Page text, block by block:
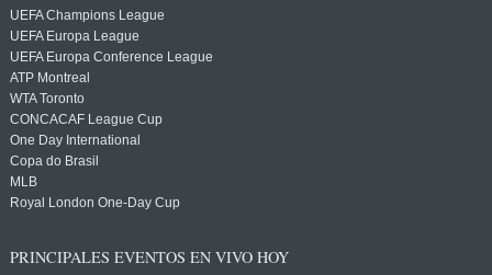
UEFA Champions League
UEFA Europa League
UEFA Europa Conference League
ATP Montreal
WTA Toronto
CONCACAF League Cup
One Day International
Copa do Brasil
MLB
Royal London One-Day Cup
PRINCIPALES EVENTOS EN VIVO HOY